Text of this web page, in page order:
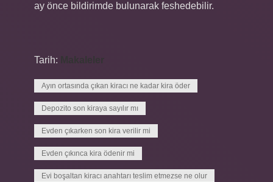
ay önce bildirimde bulunarak feshedebilir.
Tarih:
Ayın ortasında çıkan kiracı ne kadar kira öder
Depozito son kiraya sayılır mı
Evden çıkarken son kira verilir mi
Evden çıkınca kira ödenir mi
Evi boşaltan kiracı anahtarı teslim etmezse ne olur